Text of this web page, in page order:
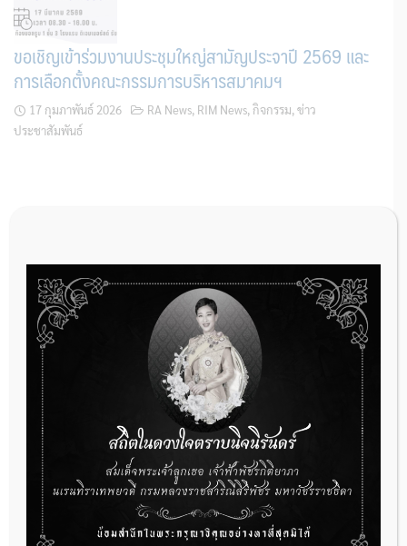
ขอเชิญเข้าร่วมงานประชุมใหญ่สามัญประจาปี 2569 และ
การเลือกตั้งคณะกรรมการบริหารสมาคมฯ
17 กุมภาพันธ์ 2026 RA News, RIM News, กิจกรรม, ข่าว
ประชาสัมพันธ์
การเตรียมเอกสารผู้ประกอบการที่ต้องการยื่นคำขอจด
ทะเบียนสถานประกอบการผลิตเครื่องมือแพทย์ (รายใหม่)
22 กรกฎาคม 2026 RA News,ข่าวประชาสัมพันธ์